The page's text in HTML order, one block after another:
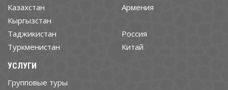
Казахстан
Кыргызстан
Таджикистан
Туркменистан
Армения
Россия
Китай
УСЛУГИ
Групповые туры